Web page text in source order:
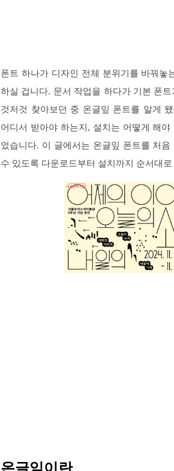
폰트 하나가 디자인 전체 분위기를 바꿔놓
하실 겁니다. 문서 작업을 하다가 기본 폰
것저것 찾아보던 중 온글잎 폰트를 알게
어디서 받아야 하는지, 설치는 어떻게 해
었습니다. 이 글에서는 온글잎 폰트를 처
수 있도록 다운로드부터 설치까지 순서대
온글잎이란